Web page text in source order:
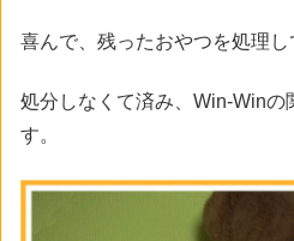
喜んで、残ったおやつを処理し
処分しなくて済み、Win-Winの
す。